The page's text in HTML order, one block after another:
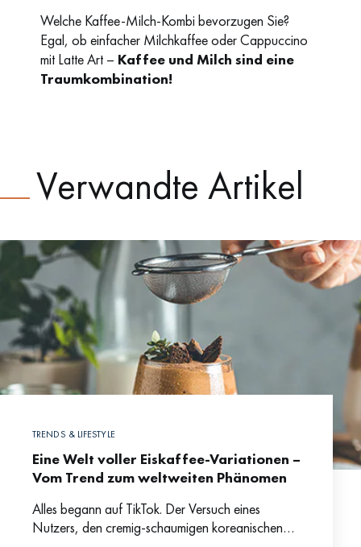
Welche Kaffee-Milch-Kombi bevorzugen Sie?
Egal, ob einfacher Milchkaffee oder Cappuccino
mit Latte Art – Kaffee und Milch sind eine
Traumkombination!
Verwandte Artikel
TRENDS & LIFESTYLE
Eine Welt voller Eiskaffee-Variationen –
Vom Trend zum weltweiten Phänomen
Alles begann auf TikTok. Der Versuch eines
Nutzers, den cremig-schaumigen koreanischen